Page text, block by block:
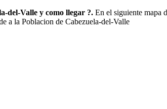
del-Valle y como llegar ?. En el siguiente mapa
a la Poblacion de Cabezuela-del-Valle